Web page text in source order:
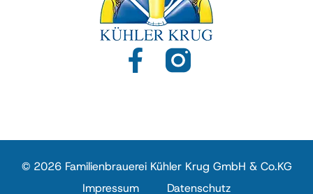
© 2026 Familienbrauerei Kühler Krug GmbH & Co.KG
Impressum
Datenschutz